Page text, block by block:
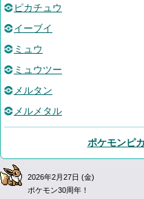
ピカチュウ
イーブイ
ミュウ
ミュウツー
メルタン
メルメタル
ポケモンピ
2026年2月27日 (金)
ポケモン30周年！